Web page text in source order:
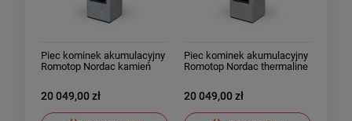
Piec kominek akumulacyjny
Romotop Nordac kamień
20 049,00 zł
Piec kominek akumulacyjny
Romotop Nordac thermaline
20 049,00 zł